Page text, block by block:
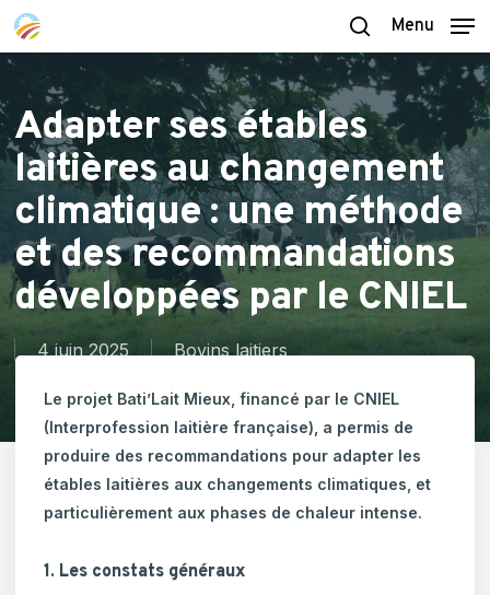
Skip
main
content
search
Menu
Adapter ses étables
laitières au changement
climatique : une méthode
et des recommandations
développées par le CNIEL
4 juin 2025 Bovins laitiers
Le projet Bati’Lait Mieux, financé par le CNIEL
(Interprofession laitière française), a permis de
produire des recommandations pour adapter les
étables laitières aux changements climatiques, et
particulièrement aux phases de chaleur intense.
1. Les constats généraux